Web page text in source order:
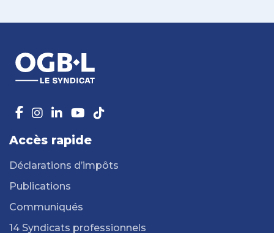
Accès rapide
Déclarations d’impôts
Publications
Communiqués
14 Syndicats professionnels